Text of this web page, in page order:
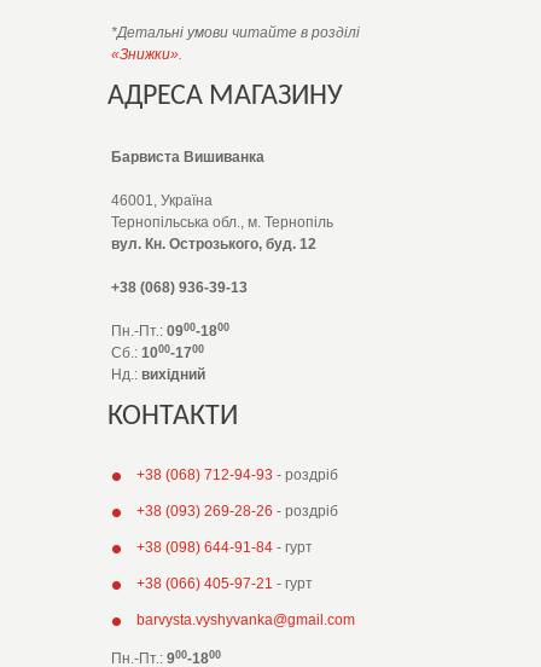
*Детальні умови читайте в розділі
«Знижки».
АДРЕСА МАГАЗИНУ
Барвиста Вишиванка
46001, Україна
Тернопільська обл., м. Тернопіль
вул. Кн. Острозького, буд. 12
+38 (068) 936-39-13
Пн.-Пт.: 0900-1800
Сб.: 1000-1700
Нд.: вихідний
КОНТАКТИ
+38 (068) 712-94-93 - роздріб
+38 (093) 269-28-26 - роздріб
+38 (098) 644-91-84 - гурт
+38 (066) 405-97-21 - гурт
barvysta.vyshyvanka@gmail.com
Пн.-Пт.: 900-1800